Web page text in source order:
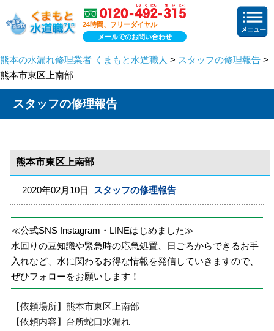
24時間、フリーダイヤル
メールでのお問い合わせ
熊本の水漏れ修理業者 くまもと水道職人 > スタッフの修理報告 >
熊本市東区上南部
スタッフの修理報告
熊本市東区上南部
2020年02月10日 スタッフの修理報告
≪公式SNS Instagram・LINEはじめました≫
水回りの豆知識や緊急時の応急処置、日ごろからできるお手
入れなど、水に関わるお得な情報を発信していきますので、
ぜひフォローをお願いします！
【依頼場所】熊本市東区上南部
【依頼内容】台所蛇口水漏れ